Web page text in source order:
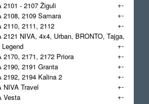
2101 - 2107 Žiguli
+-
2108, 2109 Samara
+-
2110, 2111, 2112
+-
2121 NIVA, 4x4, Urban, BRONTO, Tajga,
Legend
+-
2170, 2171, 2172 Priora
+-
2190, 2191 Granta
+-
2192, 2194 Kalina 2
+-
NIVA Travel
+-
Vesta
+-